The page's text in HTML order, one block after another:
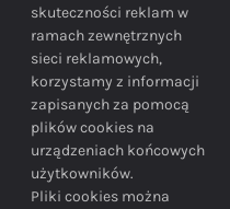
Bezpieczne
skuteczności reklam w
ramach zewnętrznych
sieci reklamowych,
korzystamy z informacji
zapisanych za pomocą
plików cookies na
urządzeniach końcowych
użytkowników.
Pliki cookies można